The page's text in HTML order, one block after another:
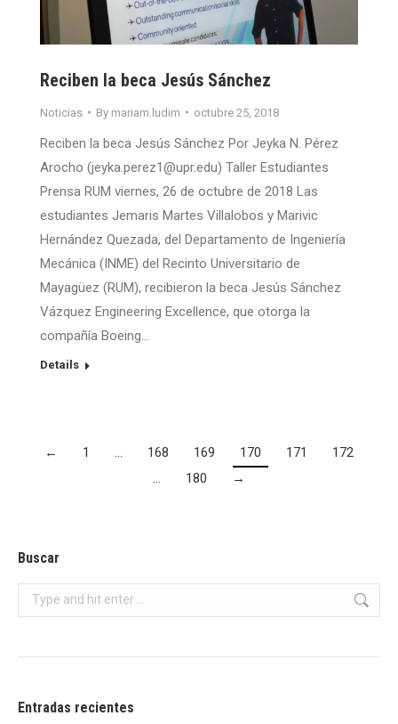
Reciben la beca Jesús Sánchez
Noticias By mariam.ludim octubre 25, 2018
Reciben la beca Jesús Sánchez Por Jeyka N. Pérez
Arocho (jeyka.perez1@upr.edu) Taller Estudiantes
Prensa RUM viernes, 26 de octubre de 2018 Las
estudiantes Jemaris Martes Villalobos y Marivic
Hernández Quezada, del Departamento de Ingeniería
Mecánica (INME) del Recinto Universitario de
Mayagüez (RUM), recibieron la beca Jesús Sánchez
Vázquez Engineering Excellence, que otorga la
compañía Boeing…
Details
← 1 … 168 169 170 171
172
…
180 →
Buscar
Search:
Entradas recientes